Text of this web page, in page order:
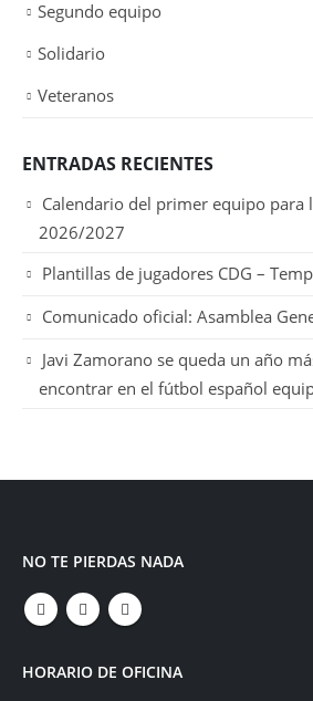
Segundo equipo
Solidario
Veteranos
ENTRADAS RECIENTES
Calendario del primer equipo para
2026/2027
Plantillas de jugadores CDG –
Comunicado oficial: Asamblea
Javi Zamorano se queda un año
encontrar en el fútbol español
NO TE PIERDAS NADA
HORARIO DE OFICINA